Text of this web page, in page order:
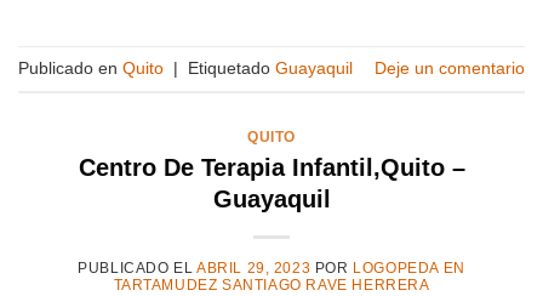
Publicado en Quito Etiquetado Guayaquil Deje un comentario
QUITO
Centro De Terapia Infantil,Quito –
Guayaquil
PUBLICADO EL ABRIL 29, 2023 POR LOGOPEDA EN
TARTAMUDEZ SANTIAGO RAVE HERRERA